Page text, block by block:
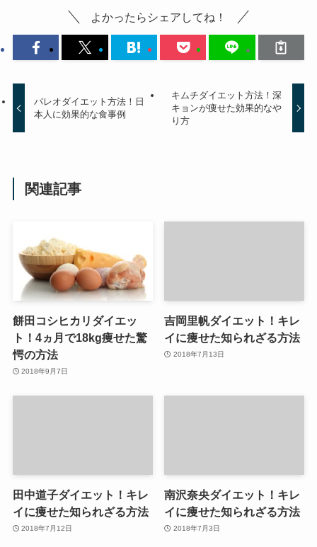
よかったらシェアしてね！
パレオダイエット方法！日
本人に効果的な食事例
キムチダイエット方法！深
キョンが痩せた効果的なや
り方
関連記事
餅田コシヒカリダイエッ
ト！4ヵ月で18kg痩せた驚
愕の方法
2018年9月7日
吉岡里帆ダイエット！キレ
イに痩せた知られざる方法
2018年7月13日
田中道子ダイエット！キレ
イに痩せた知られざる方法
2018年7月12日
南沢奈央ダイエット！キレ
イに痩せた知られざる方法
2018年7月3日